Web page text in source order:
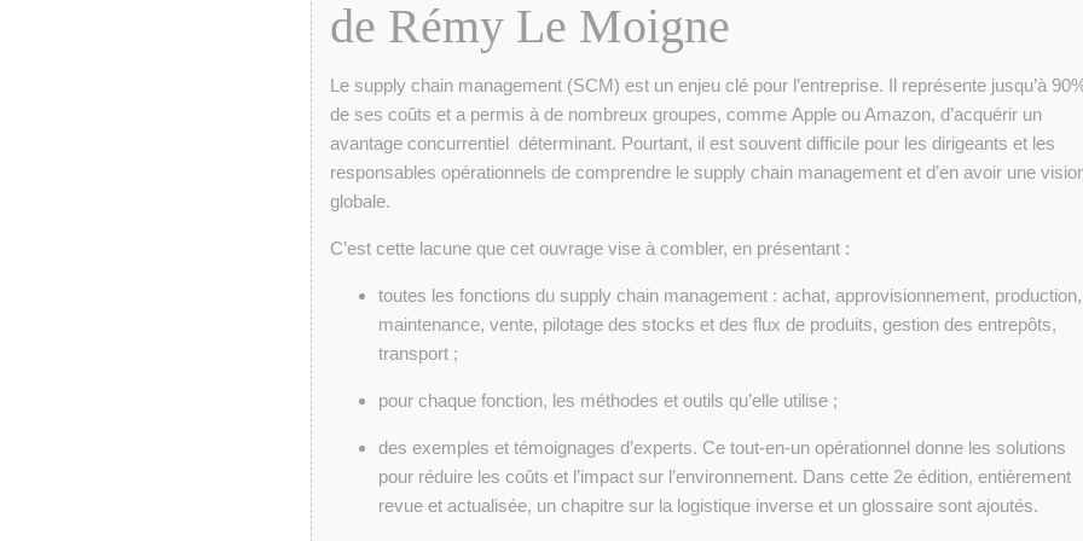
de Rémy Le Moigne
Le supply chain management (SCM) est un enjeu clé pour l’entreprise. Il représente jusqu’à
de ses coûts et a permis à de nombreux groupes, comme Apple ou Amazon, d’acquérir un
avantage concurrentiel déterminant. Pourtant, il est souvent difficile pour les dirigeants et les
responsables opérationnels de comprendre le supply chain management et d’en avoir une
globale.
C’est cette lacune que cet ouvrage vise à combler, en présentant :
toutes les fonctions du supply chain management : achat, approvisionnement, production,
maintenance, vente, pilotage des stocks et des flux de produits, gestion des entrepôts,
transport ;
pour chaque fonction, les méthodes et outils qu’elle utilise ;
des exemples et témoignages d’experts. Ce tout-en-un opérationnel donne les solutions
pour réduire les coûts et l’impact sur l’environnement. Dans cette 2e édition, entièrement
revue et actualisée, un chapitre sur la logistique inverse et un glossaire sont ajoutés.